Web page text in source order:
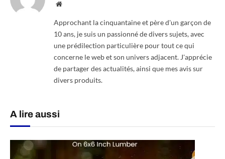
Website
Approchant la cinquantaine et père d'un garçon de
10 ans, je suis un passionné de divers sujets, avec
une prédilection particulière pour tout ce qui
concerne le web et son univers adjacent. J'apprécie
de partager des actualités, ainsi que mes avis sur
divers produits.
A lire aussi